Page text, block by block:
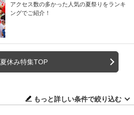
アクセス数の多かった人気の夏祭りをランキ
ングでご紹介！
夏休み特集TOP
もっと詳しい条件で絞り込む